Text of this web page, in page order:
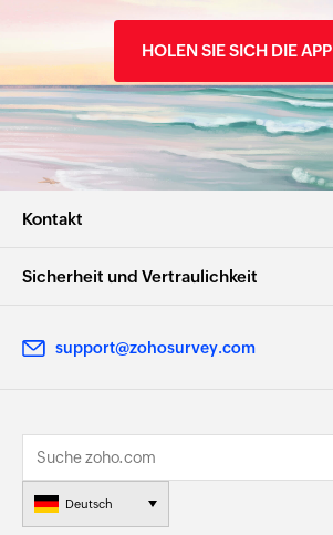
HOLEN SIE SICH DIE APP
Kontakt
Sicherheit und Vertraulichkeit
support@zohosurvey.com
Deutsch